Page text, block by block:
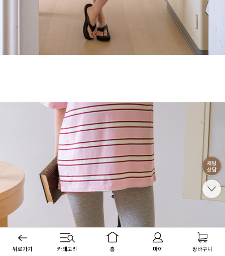
뒤로가기 카테고리 홈 마이 장바구니